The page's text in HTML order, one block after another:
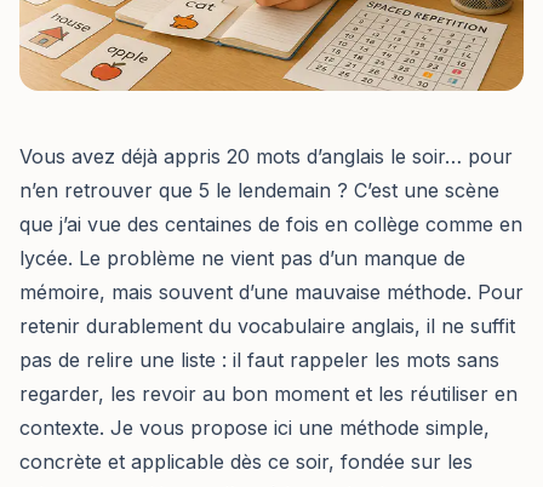
Vous avez déjà appris 20 mots d’anglais le soir… pour
n’en retrouver que 5 le lendemain ? C’est une scène
que j’ai vue des centaines de fois en collège comme en
lycée. Le problème ne vient pas d’un manque de
mémoire, mais souvent d’une mauvaise méthode. Pour
retenir durablement du vocabulaire anglais, il ne suffit
pas de relire une liste : il faut rappeler les mots sans
regarder, les revoir au bon moment et les réutiliser en
contexte. Je vous propose ici une méthode simple,
concrète et applicable dès ce soir, fondée sur les